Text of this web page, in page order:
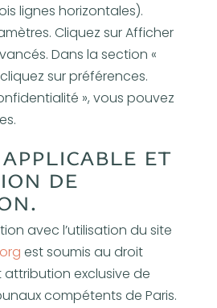
lignes horizontales).
Cliquez sur Afficher
Dans la section «
sur préférences.
», vous pouvez
et
de
avec l’utilisation du site
est soumis au droit
attribution exclusive de
compétents de Paris.